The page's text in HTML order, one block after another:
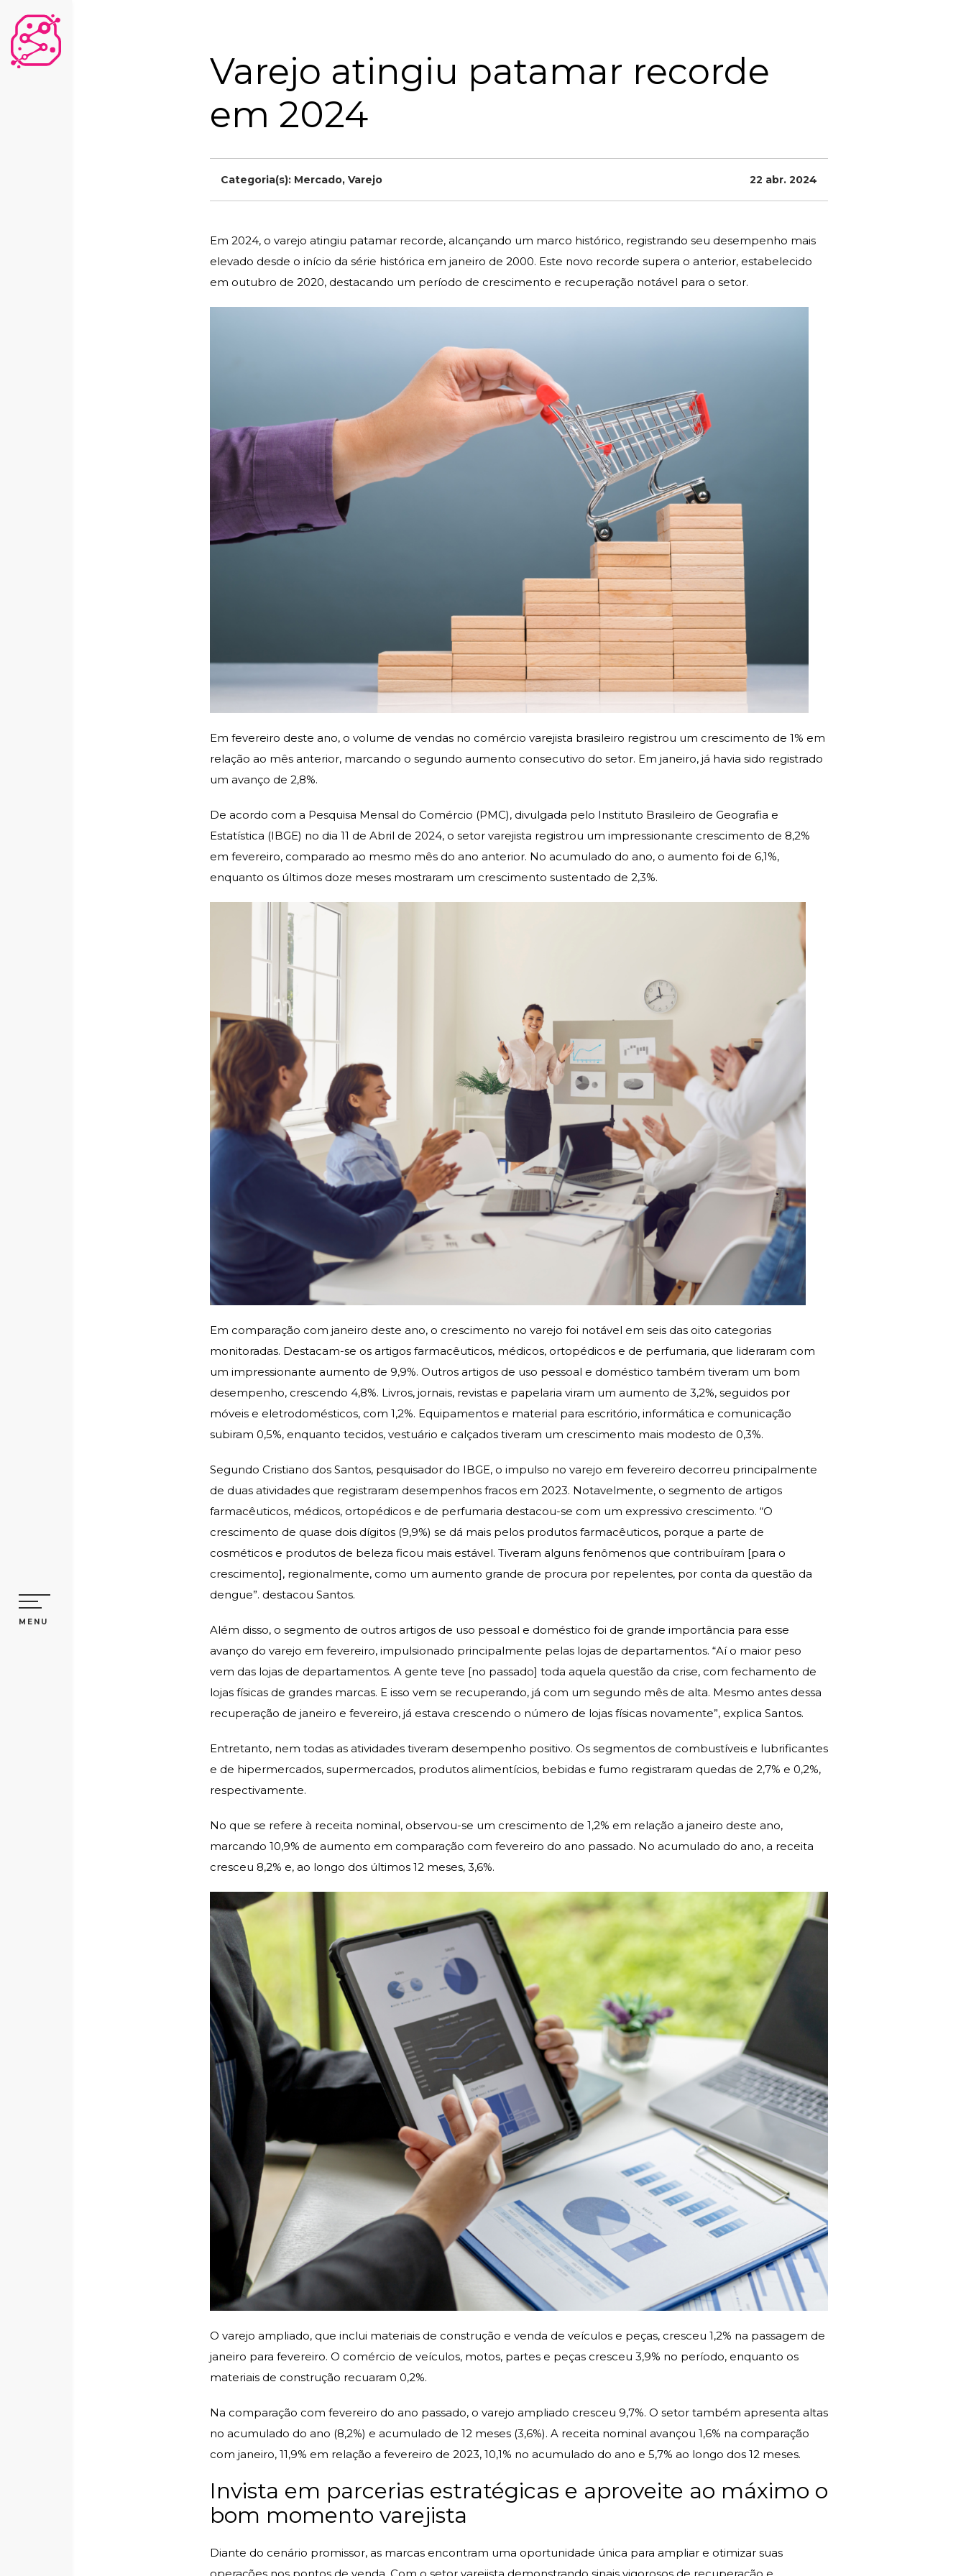
MENU
Varejo atingiu patamar recorde
em 2024
Categoria(s): Mercado, Varejo 22 abr. 2024
Em 2024, o varejo atingiu patamar recorde, alcançando um marco histórico, registrando seu desempenho mais
elevado desde o início da série histórica em janeiro de 2000. Este novo recorde supera o anterior, estabelecido
em outubro de 2020, destacando um período de crescimento e recuperação notável para o setor.
Em fevereiro deste ano, o volume de vendas no comércio varejista brasileiro registrou um crescimento de 1% em
relação ao mês anterior, marcando o segundo aumento consecutivo do setor. Em janeiro, já havia sido registrado
um avanço de 2,8%.
De acordo com a Pesquisa Mensal do Comércio (PMC), divulgada pelo Instituto Brasileiro de Geografia e
Estatística (IBGE) no dia 11 de Abril de 2024, o setor varejista registrou um impressionante crescimento de 8,2%
em fevereiro, comparado ao mesmo mês do ano anterior. No acumulado do ano, o aumento foi de 6,1%,
enquanto os últimos doze meses mostraram um crescimento sustentado de 2,3%.
Em comparação com janeiro deste ano, o crescimento no varejo foi notável em seis das oito categorias
monitoradas. Destacam-se os artigos farmacêuticos, médicos, ortopédicos e de perfumaria, que lideraram com
um impressionante aumento de 9,9%. Outros artigos de uso pessoal e doméstico também tiveram um bom
desempenho, crescendo 4,8%. Livros, jornais, revistas e papelaria viram um aumento de 3,2%, seguidos por
móveis e eletrodomésticos, com 1,2%. Equipamentos e material para escritório, informática e comunicação
subiram 0,5%, enquanto tecidos, vestuário e calçados tiveram um crescimento mais modesto de 0,3%.
Segundo Cristiano dos Santos, pesquisador do IBGE, o impulso no varejo em fevereiro decorreu principalmente
de duas atividades que registraram desempenhos fracos em 2023. Notavelmente, o segmento de artigos
farmacêuticos, médicos, ortopédicos e de perfumaria destacou-se com um expressivo crescimento. “O
crescimento de quase dois dígitos (9,9%) se dá mais pelos produtos farmacêuticos, porque a parte de
cosméticos e produtos de beleza ficou mais estável. Tiveram alguns fenômenos que contribuíram [para o
crescimento], regionalmente, como um aumento grande de procura por repelentes, por conta da questão da
dengue”. destacou Santos.
Além disso, o segmento de outros artigos de uso pessoal e doméstico foi de grande importância para esse
avanço do varejo em fevereiro, impulsionado principalmente pelas lojas de departamentos. “Aí o maior peso
vem das lojas de departamentos. A gente teve [no passado] toda aquela questão da crise, com fechamento de
lojas físicas de grandes marcas. E isso vem se recuperando, já com um segundo mês de alta. Mesmo antes dessa
recuperação de janeiro e fevereiro, já estava crescendo o número de lojas físicas novamente”, explica Santos.
Entretanto, nem todas as atividades tiveram desempenho positivo. Os segmentos de combustíveis e lubrificantes
e de hipermercados, supermercados, produtos alimentícios, bebidas e fumo registraram quedas de 2,7% e 0,2%,
respectivamente.
No que se refere à receita nominal, observou-se um crescimento de 1,2% em relação a janeiro deste ano,
marcando 10,9% de aumento em comparação com fevereiro do ano passado. No acumulado do ano, a receita
cresceu 8,2% e, ao longo dos últimos 12 meses, 3,6%.
O varejo ampliado, que inclui materiais de construção e venda de veículos e peças, cresceu 1,2% na passagem de
janeiro para fevereiro. O comércio de veículos, motos, partes e peças cresceu 3,9% no período, enquanto os
materiais de construção recuaram 0,2%.
Na comparação com fevereiro do ano passado, o varejo ampliado cresceu 9,7%. O setor também apresenta altas
no acumulado do ano (8,2%) e acumulado de 12 meses (3,6%). A receita nominal avançou 1,6% na comparação
com janeiro, 11,9% em relação a fevereiro de 2023, 10,1% no acumulado do ano e 5,7% ao longo dos 12 meses.
Invista em parcerias estratégicas e aproveite ao máximo o
bom momento varejista
Diante do cenário promissor, as marcas encontram uma oportunidade única para ampliar e otimizar suas